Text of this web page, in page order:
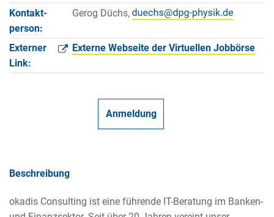
Kontakt­
person:
Gerog Düchs,
Externer
Link:
Externe Webseite der Virtuellen Jobbörse
Anmeldung
Beschreibung
okadis Consulting ist eine führende IT-Beratung im Banken-